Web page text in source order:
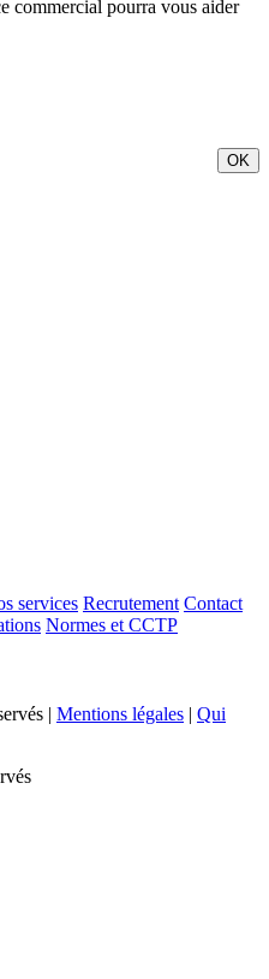
commercial pourra vous aider
OK
services Recrutement Contact
Normes et CCTP
| Mentions légales | Qui